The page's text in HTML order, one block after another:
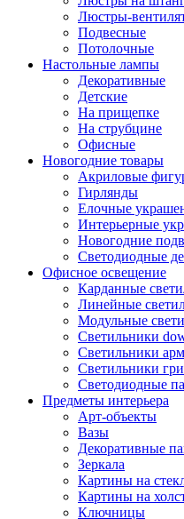
Люстры-
Подвесные
Потолочные
Настольные лампы
Декоративные
Детские
На прищепке
На струбцине
Офисные
Новогодние товары
Акриловые
Гирлянды
Елочные
Интерьерные
Новогодние
Светодиодные
Офисное освещение
Карданные
Линейные
Модульные
Светильники
Светильники
Светильники
Светодиодные
Предметы интерьера
Арт-объекты
Вазы
Декоративные
Зеркала
Картины на
Картины на
Ключницы